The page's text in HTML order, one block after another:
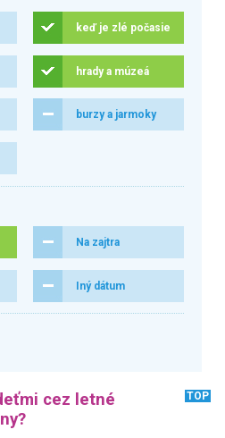
keď je zlé počasie
hrady a múzeá
burzy a jarmoky
Na zajtra
Iný dátum
cez letné
TOP